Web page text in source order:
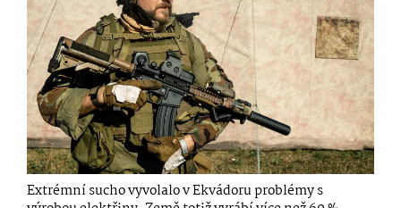
Extrémní sucho vyvolalo v Ekvádoru problémy s